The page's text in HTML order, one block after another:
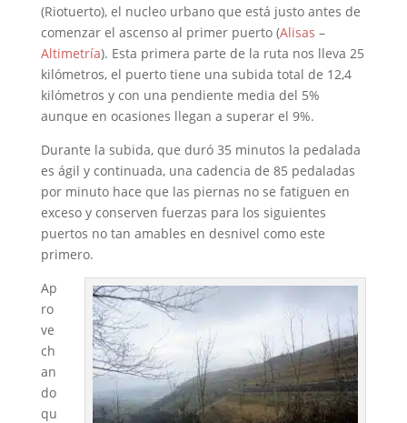
(Riotuerto), el nucleo urbano que está justo antes de
comenzar el ascenso al primer puerto (Alisas –
Altimetría). Esta primera parte de la ruta nos lleva 25
kilómetros, el puerto tiene una subida total de 12,4
kilómetros y con una pendiente media del 5%
aunque en ocasiones llegan a superar el 9%.
Durante la subida, que duró 35 minutos la pedalada
es ágil y continuada, una cadencia de 85 pedaladas
por minuto hace que las piernas no se fatiguen en
exceso y conserven fuerzas para los siguientes
puertos no tan amables en desnivel como este
primero.
Ap
ro
ve
ch
an
do
qu